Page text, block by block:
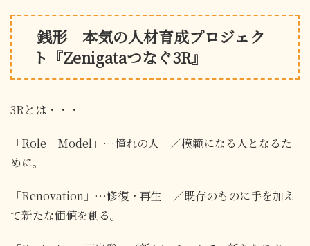
銭形 本気の人材育成プロジェク
ト『Zenigataつなぐ3R』
3Rとは・・・
「Role Model」…憧れの人 ／模範になる人となるた
めに。
「Renovation」…修復・再生 ／既存のものに手を加え
て新たな価値を創る。